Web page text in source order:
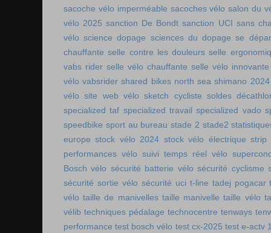
sacoche vélo imperméable sacoches vélo salon du
vélo 2025 sanction De Bondt sanction UCI sans
vélo science dopage sciences du dopage se
chauffante selle contre les douleurs selle
vabs rider selle vélo chauffante selle vélo innovante
vélo vabsrider shared bikes north sea shimano 2024
vélo site web vélo sketch cycliste soldes
specialized taf specialized travail specialized vado
speedbike sport au bureau stade 2 stade2
europe stock vélo 2024 stock vélo électrique strip
performances vélo suivi temps réel vélo
Bosch vélo sécurité batterie vélo sécurité cyclisme
sécurité sortie vélo sécurité uci t-line tadej pogacar
vélo taille de manivelles taille manivelle taille vélo
vélib techniques pédalage technocentre tenways
performance test bosch vélo test cx-2025 test e-actv